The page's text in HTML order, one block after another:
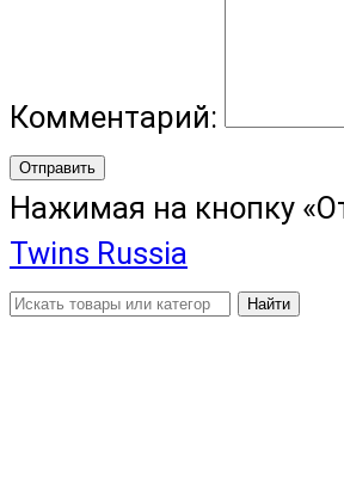
Комментарий:
Отправить
Нажимая на кнопку
Twins Russia
Найти